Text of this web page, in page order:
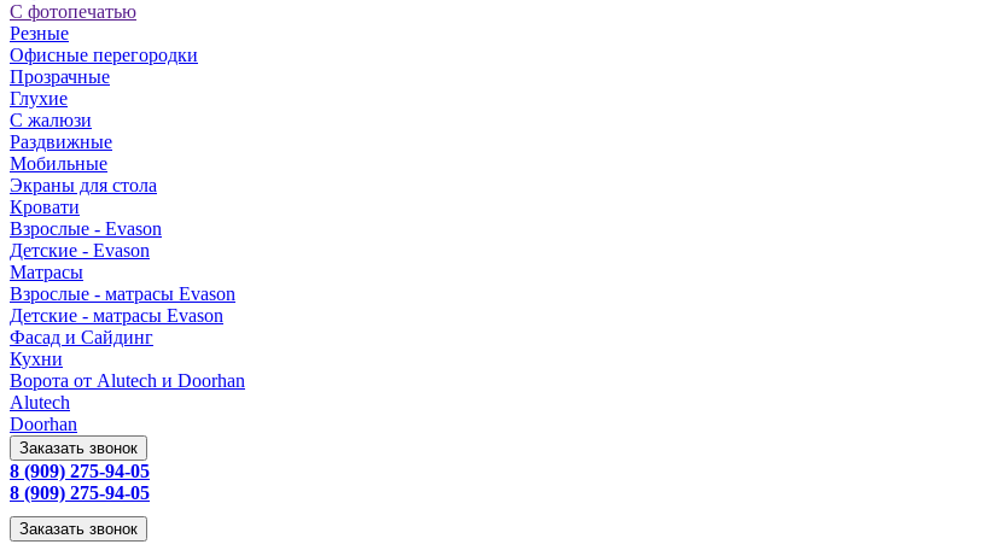
С фотопечатью
Резные
Офисные перегородки
Прозрачные
Глухие
С жалюзи
Раздвижные
Мобильные
Экраны для стола
Кровати
Взрослые - Evason
Детские - Evason
Матрасы
Взрослые - матрасы Evason
Детские - матрасы Evason
Фасад и Сайдинг
Кухни
Ворота от Alutech и Doorhan
Alutech
Doorhan
Заказать звонок
8 (909) 275-94-05
8 (909) 275-94-05
Заказать звонок